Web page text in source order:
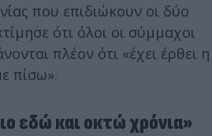
που επιδιώκουν οι δύο
ότι όλοι οι σύμμαχοι
πλέον ότι «έχει έρθει η
πίσω».
εδώ και οκτώ χρόνια»